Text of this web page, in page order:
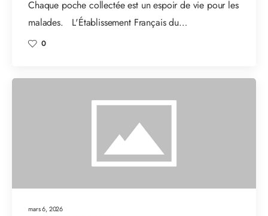
Chaque poche collectée est un espoir de vie pour les
malades. L'Établissement Français du…
0
mars 6, 2026